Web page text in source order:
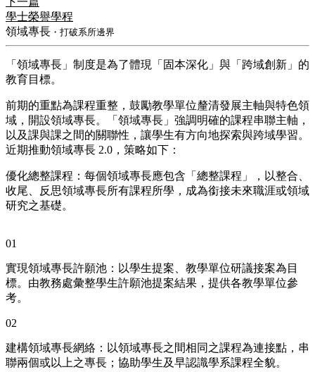
學士榮譽學程
領域專長 ・打破系所邊界
「領域專長」制度是為了體現「固本深化」與「跨域創新」的
教育目標。
前期的重點為課程重整，鼓勵教學單位釐清發展主軸與特色領
域，開設領域專長。「領域專長」強調明確的課程串聯主軸，
以及課與課之間的關聯性，讓學生有方向地探索與跨域學習。
近期推動領域專長 2.0，策略如下：
優化總整課程：每個領域專長應包含「總整課程」，以整合、
收尾、反思領域專長所有課程所學，成為銜接未來職涯或領域
研究之基礎。
01
實現領域專長許願池：以學生提案、教學單位研議接案為目
標。由教務處彙整學生許願池提案結果，提供各教學單位參
考。
02
建構領域專長網絡：以領域專長之間相同之課程為連接點，串
聯兩個或以上之專長；協助學生及早認識學系課程全貌。